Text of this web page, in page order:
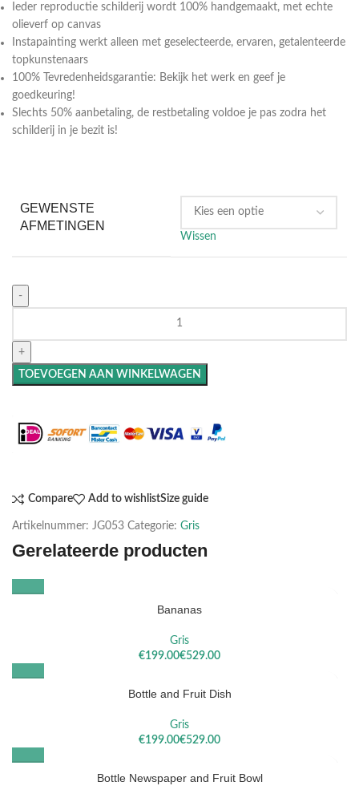
Ieder reproductie schilderij wordt 100% handgemaakt, met echte
olieverf op canvas
Instapainting werkt alleen met geselecteerde, ervaren, getalenteerde
topkunstenaars
100% Tevredenheidsgarantie: Bekijk het werk en geef je
goedkeuring!
Slechts 50% aanbetaling, de restbetaling voldoe je pas zodra het
schilderij in je bezit is!
GEWENSTE
AFMETINGEN
Wissen
TOEVOEGEN AAN WINKELWAGEN
Compare Add to wishlistSize guide
Artikelnummer: JG053 Categorie: Gris
Gerelateerde producten
Bananas
Gris
€
€
Bottle and Fruit Dish
Gris
€
€
Bottle Newspaper and Fruit Bowl